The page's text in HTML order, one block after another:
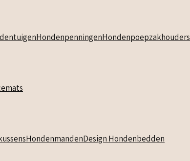
HondenpenningenHondenpoepzakhouders
HondenmandenDesign Hondenbedden